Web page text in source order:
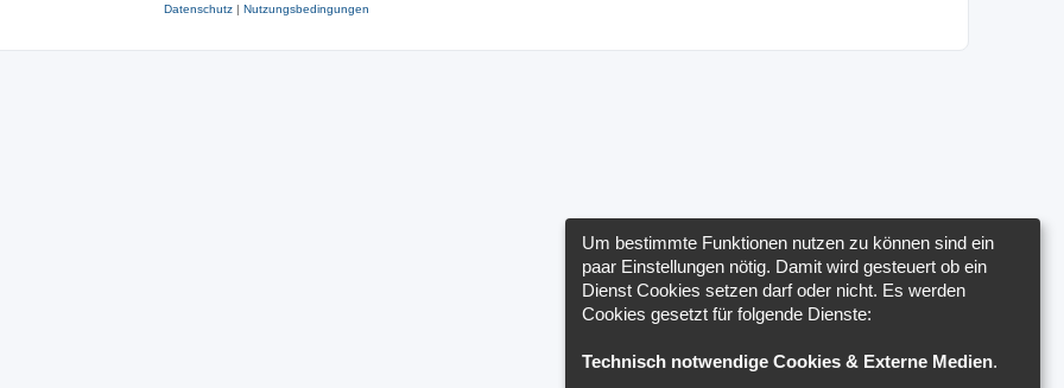
Datenschutz| Nutzungsbedingungen
Um bestimmte Funktionen nutzen zu können sind ein
paar Einstellungen nötig. Damit wird gesteuert ob ein
Dienst Cookies setzen darf oder nicht. Es werden
Cookies gesetzt für folgende Dienste:
Technisch notwendige Cookies & Externe Medien.